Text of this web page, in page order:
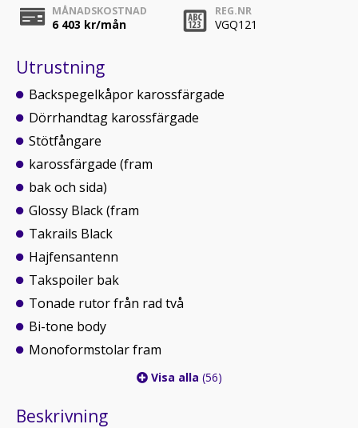
MÅNADSKOSTNAD
6 403 kr/mån
REG.NR
VGQ121
Utrustning
Backspegelkåpor karossfärgade
Dörrhandtag karossfärgade
Stötfångare
karossfärgade (fram
bak och sida)
Glossy Black (fram
Takrails Black
Hajfensantenn
Takspoiler bak
Tonade rutor från rad två
Bi-tone body
Monoformstolar fram
Visa alla (56)
Beskrivning